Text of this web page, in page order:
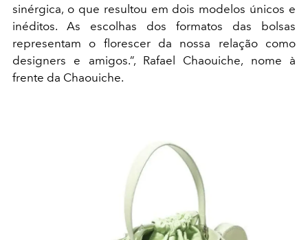
sinérgica, o que resultou em dois modelos únicos e
inéditos. As escolhas dos formatos das bolsas
representam o florescer da nossa relação como
designers e amigos.”, Rafael Chaouiche, nome à
frente da Chaouiche.